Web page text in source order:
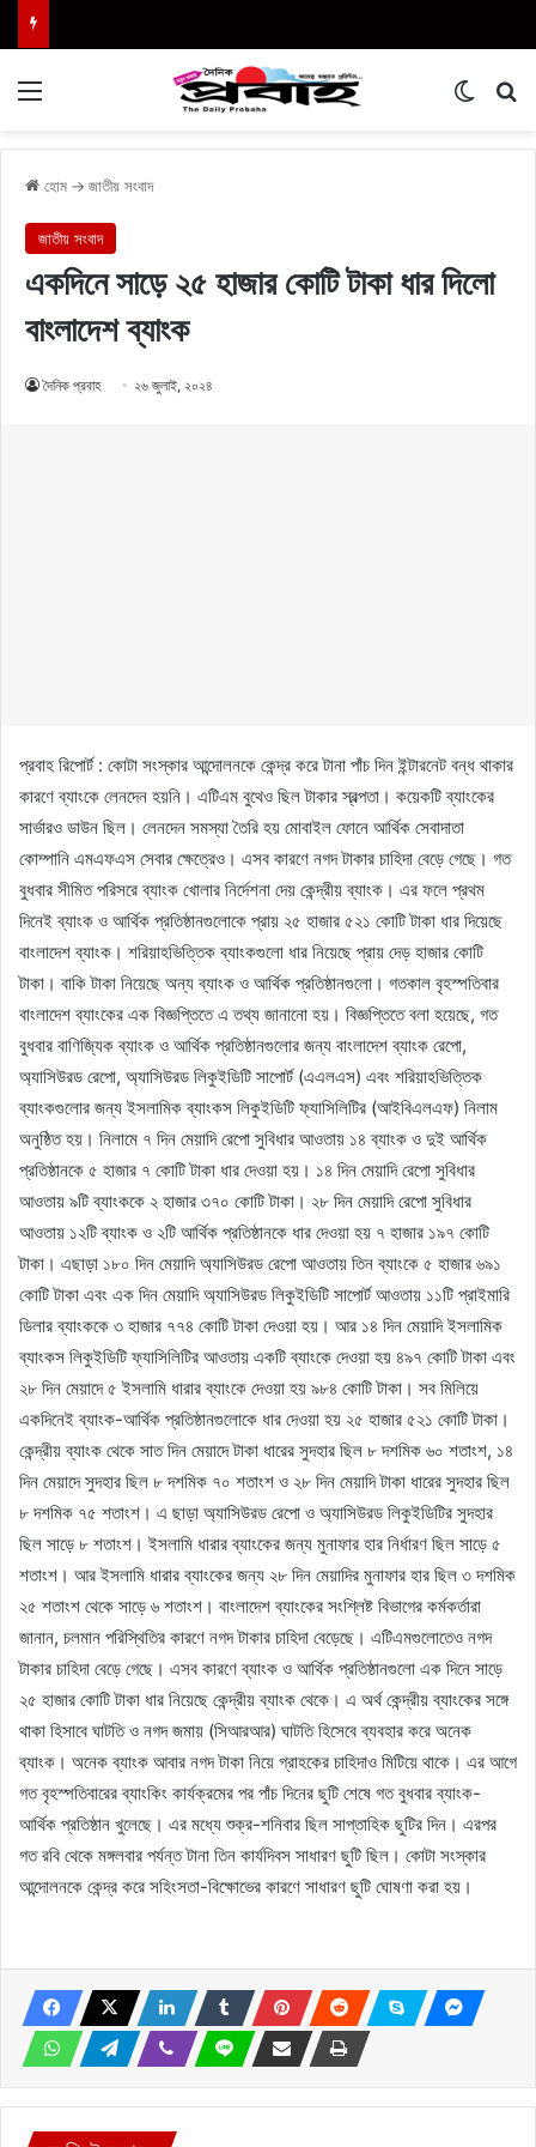
হোম → জাতীয় সংবাদ
জাতীয় সংবাদ
একদিনে সাড়ে ২৫ হাজার কোটি টাকা ধার দিলো
বাংলাদেশ ব্যাংক
দৈনিক প্রবাহ ২৬ জুলাই, ২০২৪
প্রবাহ রিপোর্ট : কোটা সংস্কার আন্দোলনকে কেন্দ্র করে টানা পাঁচ দিন ইন্টারনেট বন্ধ থাকার
কারণে ব্যাংকে লেনদেন হয়নি। এটিএম বুথেও ছিল টাকার স্বল্পতা। কয়েকটি ব্যাংকের
সার্ভারও ডাউন ছিল। লেনদেন সমস্যা তৈরি হয় মোবাইল ফোনে আর্থিক সেবাদাতা
কোম্পানি এমএফএস সেবার ক্ষেত্রেও। এসব কারণে নগদ টাকার চাহিদা বেড়ে গেছে। গত
বুধবার সীমিত পরিসরে ব্যাংক খোলার নির্দেশনা দেয় কেন্দ্রীয় ব্যাংক। এর ফলে প্রথম
দিনেই ব্যাংক ও আর্থিক প্রতিষ্ঠানগুলোকে প্রায় ২৫ হাজার ৫২১ কোটি টাকা ধার দিয়েছে
বাংলাদেশ ব্যাংক। শরিয়াহভিত্তিক ব্যাংকগুলো ধার নিয়েছে প্রায় দেড় হাজার কোটি
টাকা। বাকি টাকা নিয়েছে অন্য ব্যাংক ও আর্থিক প্রতিষ্ঠানগুলো। গতকাল বৃহস্পতিবার
বাংলাদেশ ব্যাংকের এক বিজ্ঞপ্তিতে এ তথ্য জানানো হয়। বিজ্ঞপ্তিতে বলা হয়েছে, গত
বুধবার বাণিজ্যিক ব্যাংক ও আর্থিক প্রতিষ্ঠানগুলোর জন্য বাংলাদেশ ব্যাংক রেপো,
অ্যাসিউরড রেপো, অ্যাসিউরড লিকুইডিটি সাপোর্ট (এএলএস) এবং শরিয়াহভিত্তিক
ব্যাংকগুলোর জন্য ইসলামিক ব্যাংকস লিকুইডিটি ফ্যাসিলিটির (আইবিএলএফ) নিলাম
অনুষ্ঠিত হয়। নিলামে ৭ দিন মেয়াদি রেপো সুবিধার আওতায় ১৪ ব্যাংক ও দুই আর্থিক
প্রতিষ্ঠানকে ৫ হাজার ৭ কোটি টাকা ধার দেওয়া হয়। ১৪ দিন মেয়াদি রেপো সুবিধার
আওতায় ৯টি ব্যাংককে ২ হাজার ৩৭০ কোটি টাকা। ২৮ দিন মেয়াদি রেপো সুবিধার
আওতায় ১২টি ব্যাংক ও ২টি আর্থিক প্রতিষ্ঠানকে ধার দেওয়া হয় ৭ হাজার ১৯৭ কোটি
টাকা। এছাড়া ১৮০ দিন মেয়াদি অ্যাসিউরড রেপো আওতায় তিন ব্যাংকে ৫ হাজার ৬৯১
কোটি টাকা এবং এক দিন মেয়াদি অ্যাসিউরড লিকুইডিটি সাপোর্ট আওতায় ১১টি প্রাইমারি
ডিলার ব্যাংককে ৩ হাজার ৭৭৪ কোটি টাকা দেওয়া হয়। আর ১৪ দিন মেয়াদি ইসলামিক
ব্যাংকস লিকুইডিটি ফ্যাসিলিটির আওতায় একটি ব্যাংকে দেওয়া হয় ৪৯৭ কোটি টাকা এবং
২৮ দিন মেয়াদে ৫ ইসলামি ধারার ব্যাংকে দেওয়া হয় ৯৮৪ কোটি টাকা। সব মিলিয়ে
একদিনেই ব্যাংক-আর্থিক প্রতিষ্ঠানগুলোকে ধার দেওয়া হয় ২৫ হাজার ৫২১ কোটি টাকা।
কেন্দ্রীয় ব্যাংক থেকে সাত দিন মেয়াদে টাকা ধারের সুদহার ছিল ৮ দশমিক ৬০ শতাংশ, ১৪
দিন মেয়াদে সুদহার ছিল ৮ দশমিক ৭০ শতাংশ ও ২৮ দিন মেয়াদি টাকা ধারের সুদহার ছিল
৮ দশমিক ৭৫ শতাংশ। এ ছাড়া অ্যাসিউরড রেপো ও অ্যাসিউরড লিকুইডিটির সুদহার
ছিল সাড়ে ৮ শতাংশ। ইসলামি ধারার ব্যাংকের জন্য মুনাফার হার নির্ধারণ ছিল সাড়ে ৫
শতাংশ। আর ইসলামি ধারার ব্যাংকের জন্য ২৮ দিন মেয়াদির মুনাফার হার ছিল ৩ দশমিক
২৫ শতাংশ থেকে সাড়ে ৬ শতাংশ। বাংলাদেশ ব্যাংকের সংশ্লিষ্ট বিভাগের কর্মকর্তারা
জানান, চলমান পরিস্থিতির কারণে নগদ টাকার চাহিদা বেড়েছে। এটিএমগুলোতেও নগদ
টাকার চাহিদা বেড়ে গেছে। এসব কারণে ব্যাংক ও আর্থিক প্রতিষ্ঠানগুলো এক দিনে সাড়ে
২৫ হাজার কোটি টাকা ধার নিয়েছে কেন্দ্রীয় ব্যাংক থেকে। এ অর্থ কেন্দ্রীয় ব্যাংকের সঙ্গে
থাকা হিসাবে ঘাটতি ও নগদ জমায় (সিআরআর) ঘাটতি হিসেবে ব্যবহার করে অনেক
ব্যাংক। অনেক ব্যাংক আবার নগদ টাকা নিয়ে গ্রাহকের চাহিদাও মিটিয়ে থাকে। এর আগে
গত বৃহস্পতিবারের ব্যাংকিং কার্যক্রমের পর পাঁচ দিনের ছুটি শেষে গত বুধবার ব্যাংক-
আর্থিক প্রতিষ্ঠান খুলেছে। এর মধ্যে শুক্র-শনিবার ছিল সাপ্তাহিক ছুটির দিন। এরপর
গত রবি থেকে মঙ্গলবার পর্যন্ত টানা তিন কার্যদিবস সাধারণ ছুটি ছিল। কোটা সংস্কার
আন্দোলনকে কেন্দ্র করে সহিংসতা-বিক্ষোভের কারণে সাধারণ ছুটি ঘোষণা করা হয়।